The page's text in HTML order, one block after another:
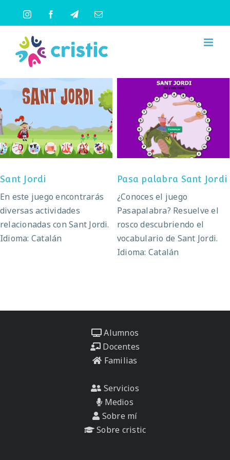
contenido
InstagramFacebookTelegramCorreo
Sant Jordi
En este juego encontrarás
diversas actividades
relacionadas con Sant Jordi.
Idioma: Catalán
Pasa palabra Sant
Jordi
Pasa palabra Sant Jordi
¿Conoces el juego
Pasapalabra? Resuelve el
rosco descubriendo el
vocabulario de Sant Jordi.
Idioma: Catalán
Alumnos
Docentes
Familias
Servicios
Medios
Sobre mí
Sobre cristic